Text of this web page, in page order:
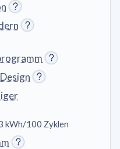
kWh/100 Zyklen